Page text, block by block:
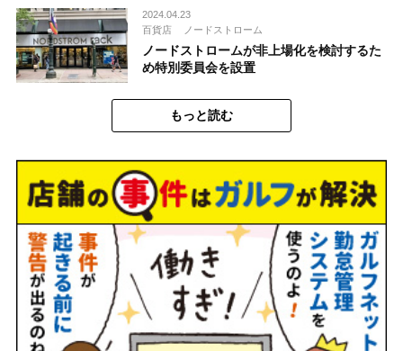
2024.04.23
百貨店
ノードストローム
ノードストロームが非上場化を検討するた
め特別委員会を設置
もっと読む